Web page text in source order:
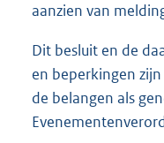
aanzien van
Dit besluit en de
en beperkingen
de belangen als